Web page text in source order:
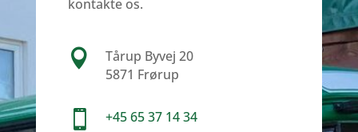
kontakte os.

Tårup Byvej 20
5871 Frørup
 +45 65 37 14 34